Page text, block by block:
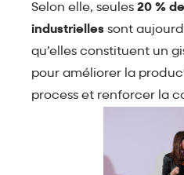
Selon elle, seules 20 %
industrielles sont
qu’elles constituent un
pour améliorer la
process et renforcer la